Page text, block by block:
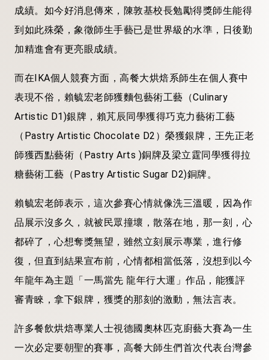
成績。如今好消息傳來，陳敦基校長勉勵得獎師生能得
到如此殊榮，象徵師生手藝已是世界級的水準，日後勤
加精進會有更亮眼成績。
而在IKA個人競賽方面，高餐大烘焙系師生在個人賽中
表現不俗，賴毓宏老師獲麵包藝術工藝（Culinary
Artistic D1)銀牌，賴芃辰同學獲得巧克力藝術工藝
（Pastry Artistic Chocolate D2）榮獲銀牌，王先正老
師獲西點藝術（Pastry Arts )銅牌及梁立霆同學獲得拉
糖藝術工藝（Pastry Artistic Sugar D2)銅牌。
賴毓宏老師表示，這次參賽心情就像洗三溫暖，因為作
品展示沒多久，就被民眾撞壞，散落在地，那一刻，心
都碎了，心想奪獎無望，雖然立刻展示專業，進行修
復，但直到結果宣布前，心情都相當低落，沒想到以今
年龍年為主題「一馬當先 龍年行大運」作品，能獲評
審青睞，拿下銀牌，獲獎的那刻的激動，無法言表。
許多餐飲烘焙專業人士視德國奧林匹克廚藝大賽為一生
一次必定要朝聖的賽事，高餐大師生們首次代表台灣參